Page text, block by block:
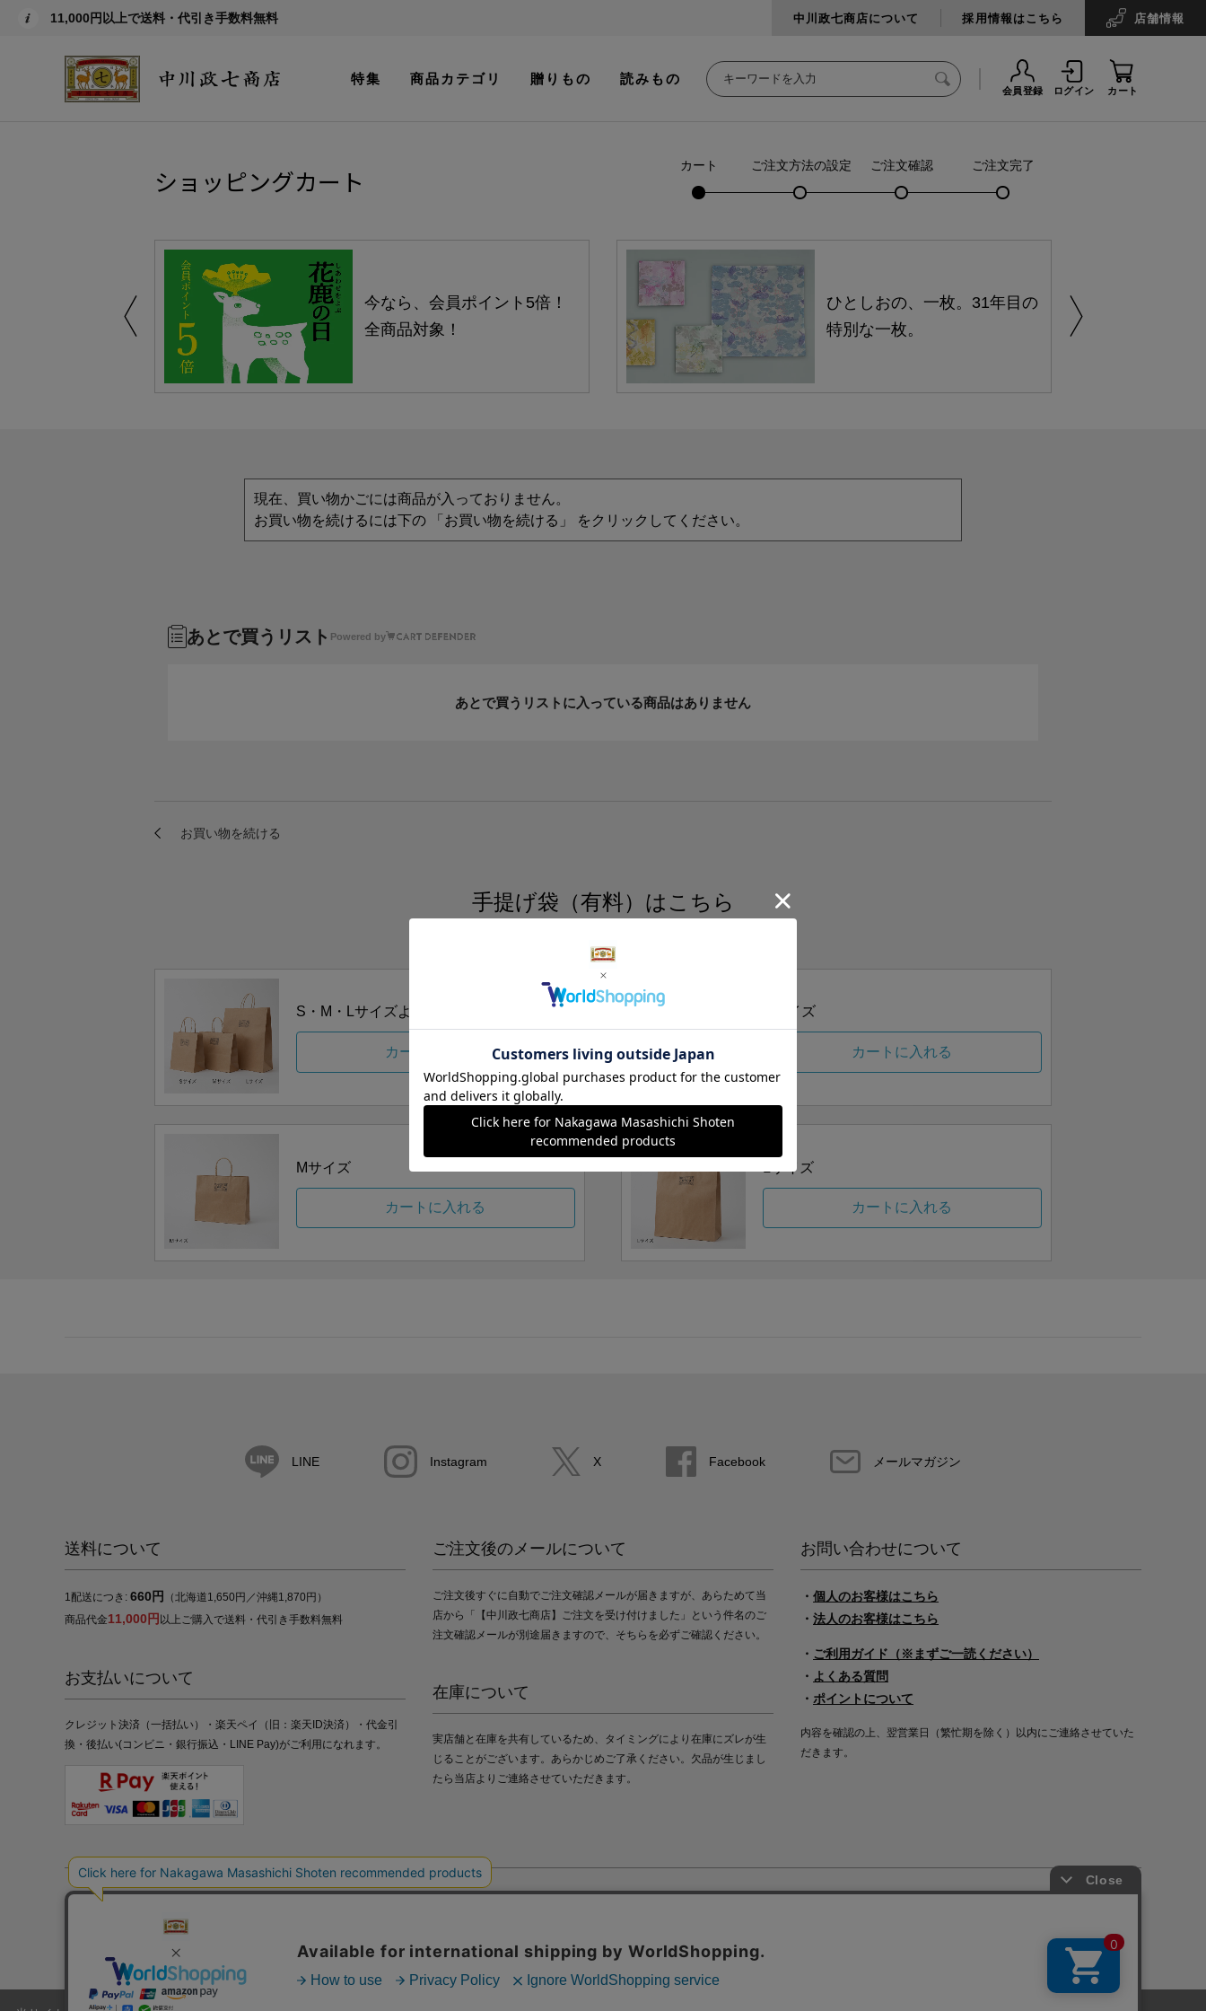
11,000円以上で送料・代引き手数料無料 中川政七商店について 採用情報はこちら 店舗情報
特集 商品カテゴリ 贈りもの 読みもの
会員登録 ログイン カート
ショッピングカート カート ご注文方法の設定 ご注文確認 ご注文完了
今なら、会員ポイント5倍！
全商品対象！
ひとしおの、一枚。31年目の
特別な一枚。
現在、買い物かごには商品が入っておりません。
お買い物を続けるには下の 「お買い物を続ける」 をクリックしてください。
あとで買うリスト Powered by
あとで買うリストに入っている商品はありません
手提げ袋（有料）はこちら
S・M・Lの3つサイズをご用意しております。
S・M・Lサイズより当店にお任せ
カートに入れる
Sサイズ
カートに入れる
Mサイズ
カートに入れる
Lサイズ
カートに入れる
LINE Instagram X Facebook メールマガジン
送料について
1配送につき: 660円
（北海道1,650円／沖縄1,870円）
商品代金11,000円 以上ご購入で送料・代引き手数料無料
お支払いについて
クレジット決済（一括払い）・楽天ペイ（旧：楽天ID決済）・代金引
換・後払い(コンビニ・銀行振込・LINE Pay)がご利用になれます。
ご注文後のメールについて
ご注文後すぐに自動でご注文確認メールが届きますが、あらためて当
店から「【中川政七商店】ご注文を受け付けました」という件名のご
注文確認メールが別途届きますので、そちらを必ずご確認ください。
在庫について
実店舗と在庫を共有しているため、タイミングにより在庫にズレが生
じることがございます。あらかじめご了承ください。欠品が生じまし
たら当店よりご連絡させていただきます。
お問い合わせについて
・ 個人のお客様はこちら
・ 法人のお客様はこちら
・ ご利用ガイド（※まずご一読ください）
・ よくある質問
・ ポイントについて
内容を確認の上、翌営業日（繁忙期を除く）以内にご連絡させていた
だきます。
プライバシーポリシー